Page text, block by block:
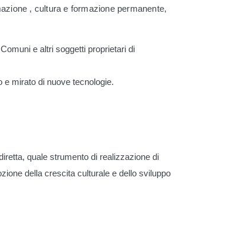
, cultura e formazione permanente,
e altri soggetti proprietari di
e mirato di nuove tecnologie.
quale strumento di realizzazione di
della crescita culturale e dello sviluppo